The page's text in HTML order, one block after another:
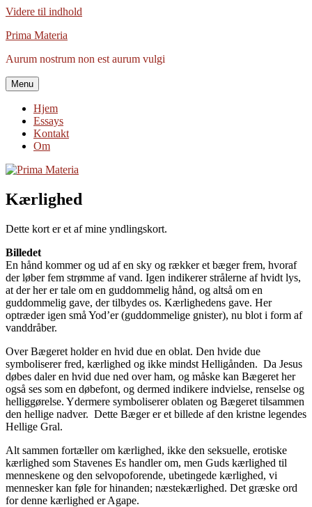
Videre til indhold
Prima Materia
Aurum nostrum non est aurum vulgi
Menu
Hjem
Essays
Kontakt
Om
Kærlighed
Dette kort er et af mine yndlingskort.
Billedet
En hånd kommer og ud af en sky og rækker et bæger frem, hvoraf
der løber fem strømme af vand. Igen indikerer strålerne af hvidt lys,
at der her er tale om en guddommelig hånd, og altså om en
guddommelig gave, der tilbydes os. Kærlighedens gave. Her
optræder igen små Yod’er (guddommelige gnister), nu blot i form af
vanddråber.
Over Bægeret holder en hvid due en oblat. Den hvide due
symboliserer fred, kærlighed og ikke mindst Helligånden. Da Jesus
døbes daler en hvid due ned over ham, og måske kan Bægeret her
også ses som en døbefont, og dermed indikere indvielse, renselse og
helliggørelse. Ydermere symboliserer oblaten og Bægeret tilsammen
den hellige nadver. Dette Bæger er et billede af den kristne legendes
Hellige Gral.
Alt sammen fortæller om kærlighed, ikke den seksuelle, erotiske
kærlighed som Stavenes Es handler om, men Guds kærlighed til
menneskene og den selvopoforende, ubetingede kærlighed, vi
mennesker kan føle for hinanden; næstekærlighed. Det græske ord
for denne kærlighed er Agape.